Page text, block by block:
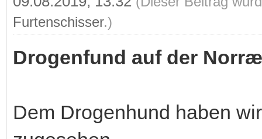
Furtenschisser.)
Drogenfund auf der
Dem Drogenhund haben